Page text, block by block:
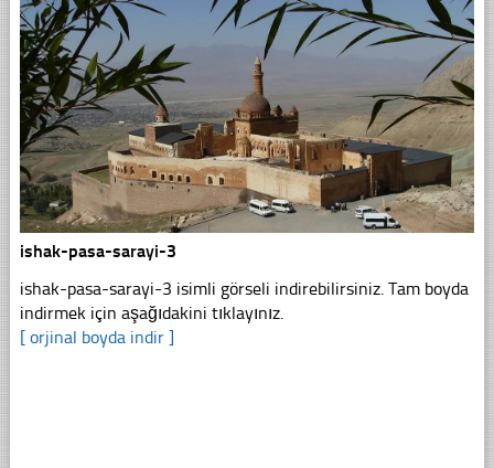
ishak-pasa-sarayi-3
ishak-pasa-sarayi-3 isimli görseli indirebilirsiniz. Tam boyda
indirmek için aşağıdakini tıklayınız.
[ orjinal boyda indir ]